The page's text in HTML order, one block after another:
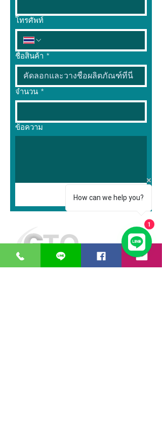
โทรศัพท์
ชื่อสินค้า *
จำนวน *
ข้อความ
ส่ง
Ocean
istribution
network
How can we help you?
1